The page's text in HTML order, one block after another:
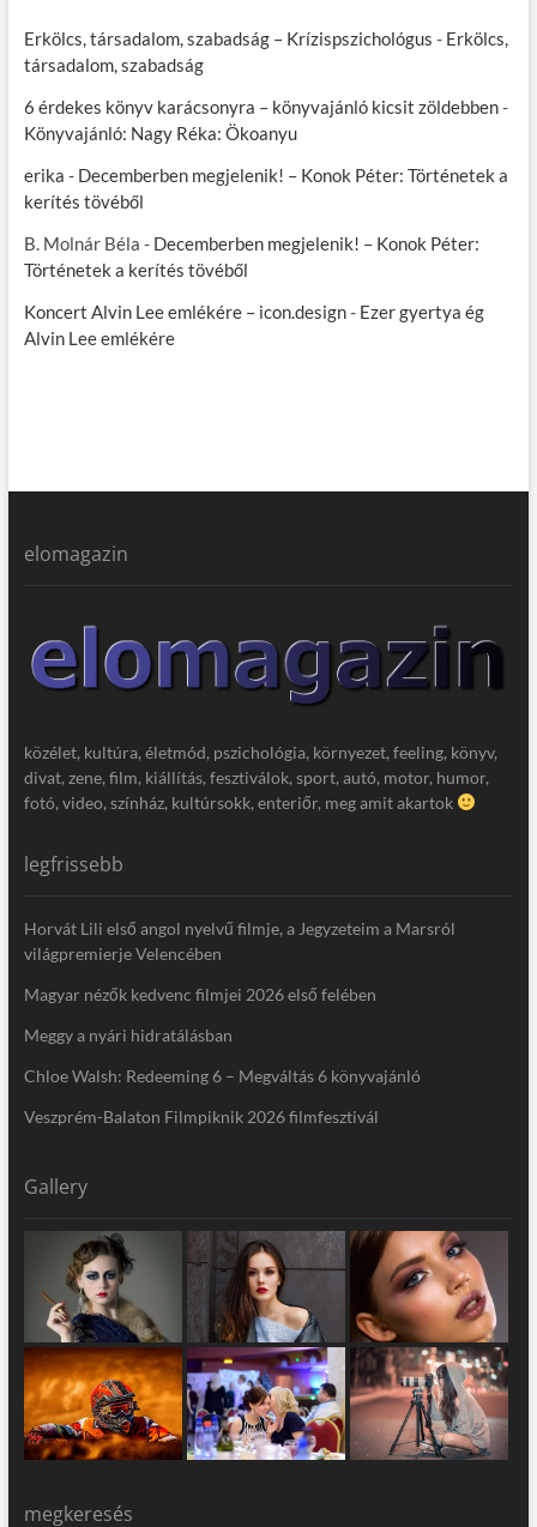
Erkölcs, társadalom, szabadság – Krízispszichológus - Erkölcs,
társadalom, szabadság
6 érdekes könyv karácsonyra – könyvajánló kicsit zöldebben-
Könyvajánló: Nagy Réka: Ökoanyu
erika - Decemberben megjelenik! – Konok Péter: Történetek a
kerítés tövéből
B. Molnár Béla - Decemberben megjelenik! – Konok Péter:
Történetek a kerítés tövéből
Koncert Alvin Lee emlékére – icon.design- Ezer gyertya ég
Alvin Lee emlékére
elomagazin
közélet, kultúra, életmód, pszichológia, környezet, feeling, könyv,
divat, zene, film, kiállítás, fesztiválok, sport, autó, motor, humor,
fotó, video, színház, kultúrsokk, enteriőr, meg amit akartok
legfrissebb
Horvát Lili első angol nyelvű filmje, a Jegyzeteim a Marsról
világpremierje Velencében
Magyar nézők kedvenc filmjei 2026 első felében
Meggy a nyári hidratálásban
Chloe Walsh: Redeeming 6 – Megváltás 6 könyvajánló
Veszprém-Balaton Filmpiknik 2026 filmfesztivál
Gallery
megkeresés